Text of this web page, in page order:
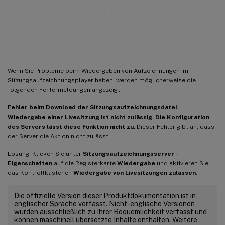
Wenn Sie Probleme beim Wiedergeben von Aufzeichnungen im
Sitzungsaufzeichnungsplayer haben, werden möglicherweise die
folgenden Fehlermeldungen angezeigt:
Fehler beim Download der Sitzungsaufzeichnungsdatei.
Wiedergabe einer Livesitzung ist nicht zulässig. Die Konfiguration
des Servers lässt diese Funktion nicht zu. Dieser Fehler gibt an, dass
der Server die Aktion nicht zulässt.
Lösung: Klicken Sie unter Sitzungsaufzeichnungsserver -
Eigenschaften auf die Registerkarte Wiedergabe und aktivieren Sie
das Kontrollkästchen Wiedergabe von Livesitzungen zulassen
Die offizielle Version dieser Produktdokumentation ist in
englischer Sprache verfasst. Nicht-englische Versionen
wurden ausschließlich zu Ihrer Bequemlichkeit verfasst und
können maschinell übersetzte Inhalte enthalten. Weitere